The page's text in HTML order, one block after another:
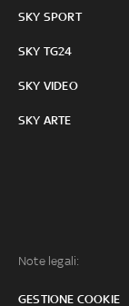
SKY SPORT
SKY TG24
SKY VIDEO
SKY ARTE
Note legali:
GESTIONE COOKIE